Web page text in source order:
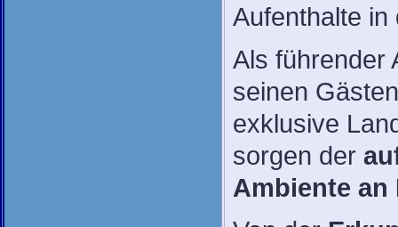
Aufenthalte in
Als führender
seinen
exklusive
sorgen der
Ambiente an